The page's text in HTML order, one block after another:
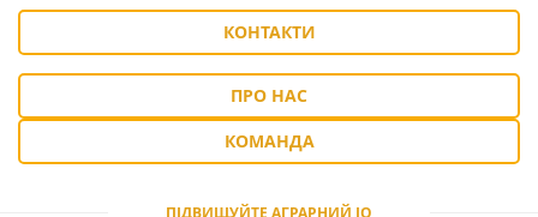
КОНТАКТИ
ПРО НАС
КОМАНДА